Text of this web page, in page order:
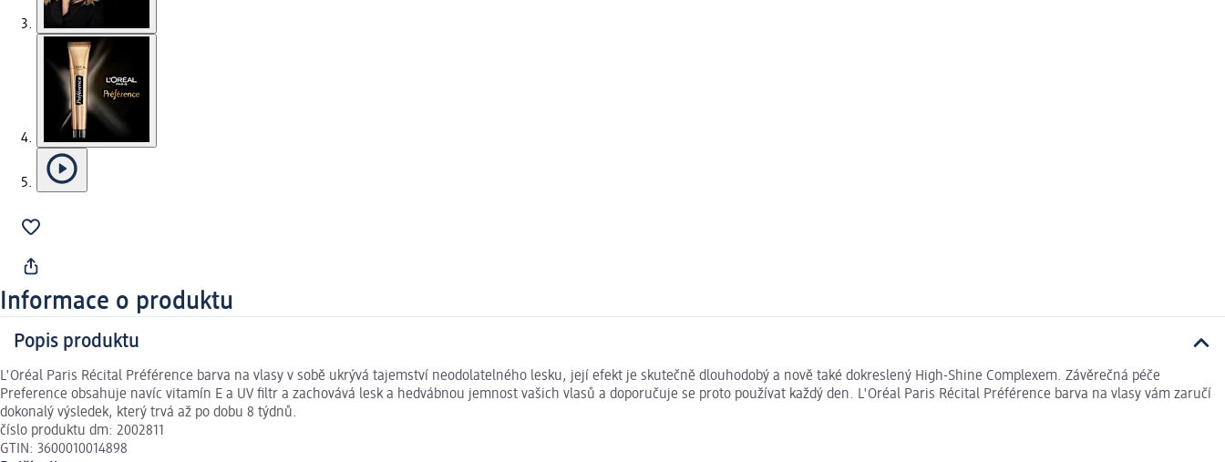
Informace o produktu
Popis produktu
L'Oréal Paris Récital Préférence barva na vlasy v sobě ukrývá tajemství neodolatelného lesku, její efekt je skutečně dlouhodobý a nově také dokreslený High-Shine Complexem. Závěrečná péče
Preference obsahuje navíc vitamín E a UV filtr a zachovává lesk a hedvábnou jemnost vašich vlasů a doporučuje se proto používat každý den. L'Oréal Paris Récital Préférence barva na vlasy vám zaručí
dokonalý výsledek, který trvá až po dobu 8 týdnů.
číslo produktu dm: 2002811
GTIN: 3600010014898